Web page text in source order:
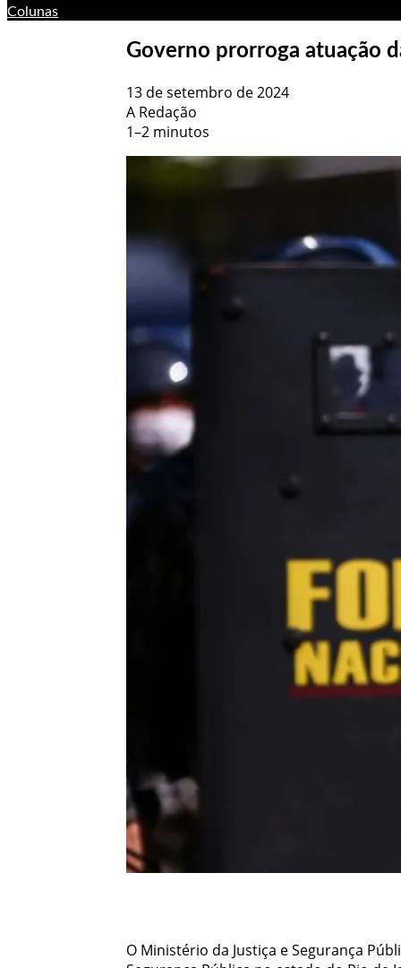
Colunas
Governo prorroga atuação
13 de setembro de 2024
A Redação
1–2 minutos
O Ministério da Justiça e Segurança